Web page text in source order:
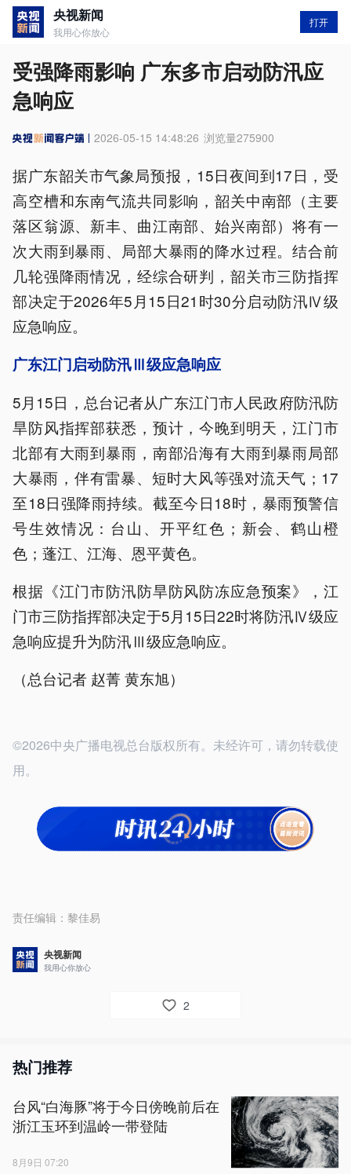
央视新闻
我用心你放心
打开
受强降雨影响 广东多市启动防汛应
急响应
2026-05-15 14:48:26 浏览量275900
据广东韶关市气象局预报，15日夜间到17日，受
高空槽和东南气流共同影响，韶关中南部（主要
落区翁源、新丰、曲江南部、始兴南部）将有一
次大雨到暴雨、局部大暴雨的降水过程。结合前
几轮强降雨情况，经综合研判，韶关市三防指挥
部决定于2026年5月15日21时30分启动防汛Ⅳ级
应急响应。
广东江门启动防汛Ⅲ级应急响应
5月15日，总台记者从广东江门市人民政府防汛防
旱防风指挥部获悉，预计，今晚到明天，江门市
北部有大雨到暴雨，南部沿海有大雨到暴雨局部
大暴雨，伴有雷暴、短时大风等强对流天气；17
至18日强降雨持续。截至今日18时，暴雨预警信
号生效情况：台山、开平红色；新会、鹤山橙
色；蓬江、江海、恩平黄色。
根据《江门市防汛防旱防风防冻应急预案》，江
门市三防指挥部决定于5月15日22时将防汛Ⅳ级应
急响应提升为防汛Ⅲ级应急响应。
（总台记者 赵菁 黄东旭）
©2026中央广播电视总台版权所有。未经许可，请勿转载使
用。
责任编辑： 黎佳易
央视新闻
我用心你放心
2
热门推荐
台风“白海豚”将于今日傍晚前后在
浙江玉环到温岭一带登陆
8月9日 07:20